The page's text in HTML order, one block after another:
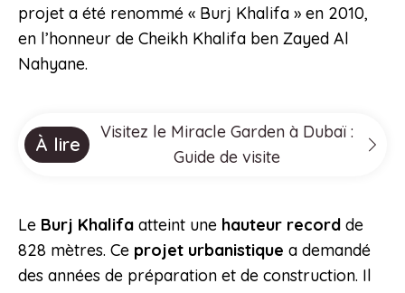
projet a été renommé « Burj Khalifa » en 2010,
en l’honneur de Cheikh Khalifa ben Zayed Al
Nahyane.
À lire
Visitez le Miracle Garden à Dubaï :
Guide de visite
Le Burj Khalifa atteint une hauteur record de
828 mètres. Ce projet urbanistique a demandé
des années de préparation et de construction. Il